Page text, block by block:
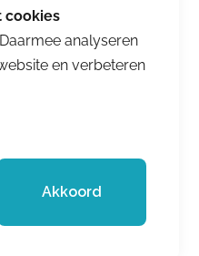
analyseren
en verbeteren
Akkoord